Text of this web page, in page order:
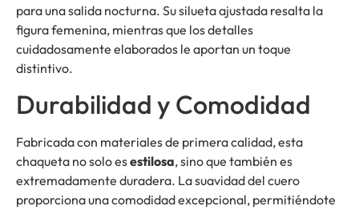
para una salida nocturna. Su silueta ajustada resalta la
figura femenina, mientras que los detalles
cuidadosamente elaborados le aportan un toque
distintivo.
Durabilidad y Comodidad
Fabricada con materiales de primera calidad, esta
chaqueta no solo esestilosa, sino que también es
extremadamente duradera. La suavidad del cuero
proporciona una comodidad excepcional, permitiéndote